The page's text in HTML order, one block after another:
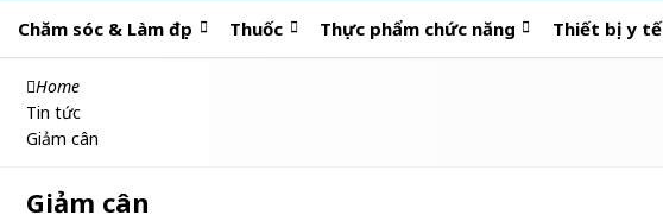
Chăm sóc & Làm đẹp Thuốc Thực phẩm chức năng Thiết bị y tế
Home
Tin tức
Giảm cân
Giảm cân